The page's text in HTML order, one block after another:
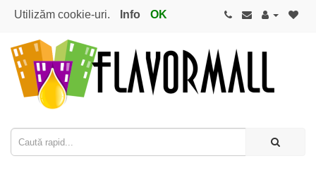
Utilizăm cookie-uri. Info OK